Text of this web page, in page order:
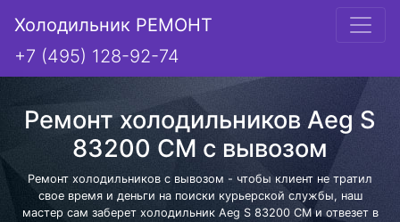
Холодильник РЕМОНТ
+7 (495) 128-92-74
Ремонт холодильников Aeg S
83200 CM с вывозом
Ремонт холодильников с вывозом - чтобы клиент не тратил
свое время и деньги на поиски курьерской службы, наш
мастер сам заберет холодильник Aeg S 83200 CM и отвезет в